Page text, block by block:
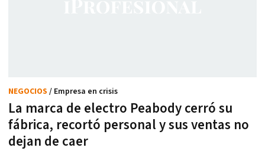
La marca de electro Peabody cerró su
fábrica, recortó personal y sus ventas no
dejan de caer
NEGOCIOS / Empresa en crisis